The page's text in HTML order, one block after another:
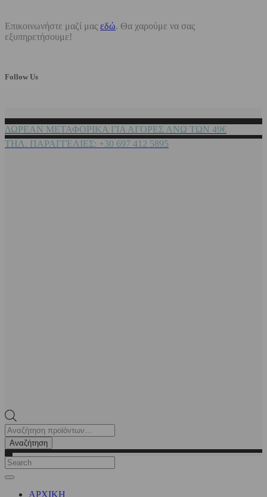
Επικοινωνήστε μαζί μας εδώ. Θα χαρούμε να σας
εξυπηρετήσουμε!
Follow Us
ΔΩΡΕΑΝ ΜΕΤΑΦΟΡΙΚΑ ΓΙΑ ΑΓΟΡΕΣ ΑΝΩ ΤΩΝ 49€
ΤΗΛ. ΠΑΡΑΓΓΕΛΙΕΣ: +30 697 412 5895
Products
search
Αναζήτηση
ΑΡΧΙΚΗ